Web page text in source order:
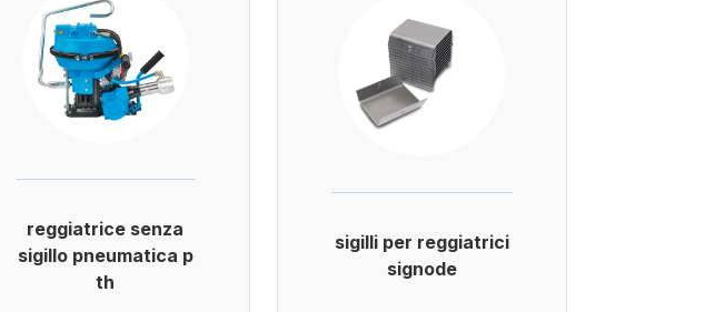
reggiatrice senza
sigillo pneumatica p
th
sigilli per reggiatrici
signode